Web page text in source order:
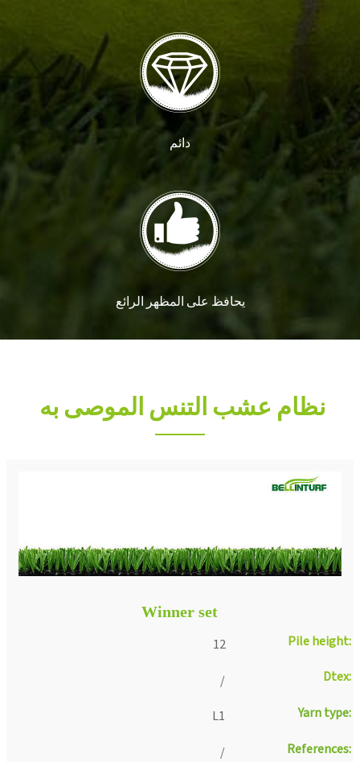
دائم
يحافظ على المظهر الرائع
نظام عشب التنس الموصى به
Winner set
12
Pile height:
/ Dtex:
L1 Yarn type:
/ References: